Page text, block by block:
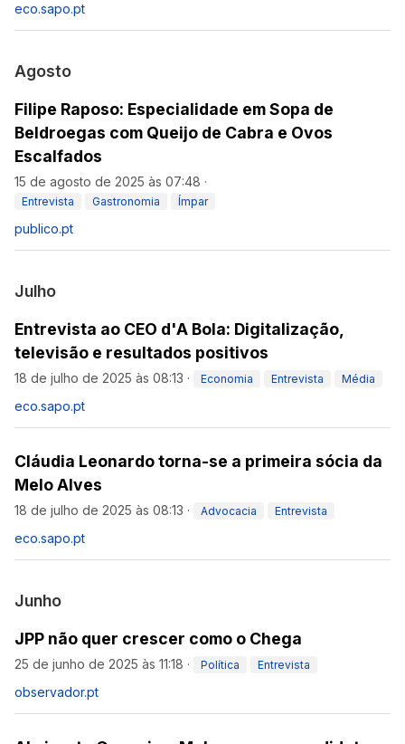
eco.sapo.pt
Agosto
Filipe Raposo: Especialidade em Sopa de
Beldroegas com Queijo de Cabra e Ovos
Escalfados
15 de agosto de 2025 às 07:48 ·
Entrevista Gastronomia Ímpar
publico.pt
Julho
Entrevista ao CEO d'A Bola: Digitalização,
televisão e resultados positivos
18 de julho de 2025 às 08:13 · Economia Entrevista Média
eco.sapo.pt
Cláudia Leonardo torna-se a primeira sócia da
Melo Alves
18 de julho de 2025 às 08:13 · Advocacia Entrevista
eco.sapo.pt
Junho
JPP não quer crescer como o Chega
25 de junho de 2025 às 11:18 · Política Entrevista
observador.pt